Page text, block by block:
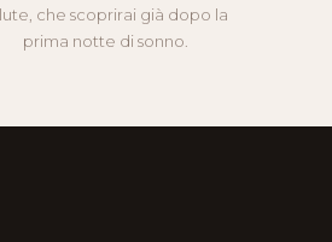
che scoprirai già dopo la
prima notte di sonno.